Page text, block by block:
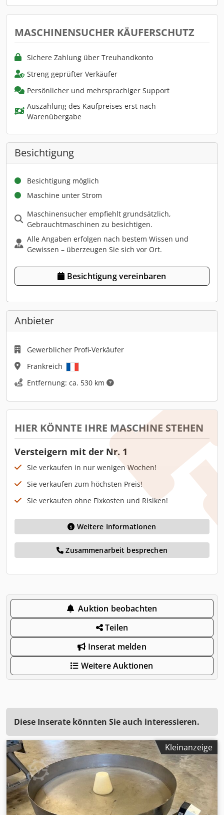
MASCHINENSUCHER KÄUFERSCHUTZ
Sichere Zahlung über Treuhandkonto
Streng geprüfter Verkäufer
Persönlicher und mehrsprachiger Support
Auszahlung des Kaufpreises erst nach
Warenübergabe
Besichtigung
Besichtigung möglich
Maschine unter Strom
Maschinensucher empfiehlt grundsätzlich,
Gebrauchtmaschinen zu besichtigen.
Alle Angaben erfolgen nach bestem Wissen und
Gewissen – überzeugen Sie sich vor Ort.
Besichtigung vereinbaren
Anbieter
Gewerblicher Profi-Verkäufer
Frankreich
Entfernung: ca. 530 km
HIER KÖNNTE IHRE MASCHINE STEHEN
Versteigern mit der Nr. 1
Sie verkaufen in nur wenigen Wochen!
Sie verkaufen zum höchsten Preis!
Sie verkaufen ohne Fixkosten und Risiken!
Weitere Informationen
Zusammenarbeit besprechen
Auktion beobachten
Teilen
Inserat melden
Weitere Auktionen
Diese Inserate könnten Sie auch interessieren.
Kleinanzeige